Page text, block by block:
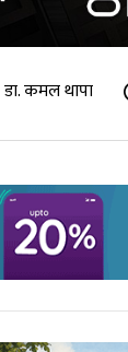
डा. कमल थापा